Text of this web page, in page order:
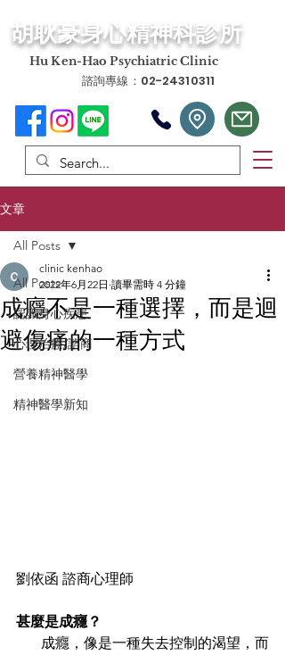
​胡耿豪身心精神科診所
​Hu Ken-Hao Psychiatric Clinic
諮詢專線：02-24310311
文章
All Posts
認識身心疾患
心理治療/諮商
營養精神醫學
精神醫學新知
All Posts
成癮不是一種選擇，而是迴
避傷痛的一種方式
clinic kenhao
2022年6月22日 讀畢需時 4 分鐘
劉依函 諮商心理師
甚麼是成癮？